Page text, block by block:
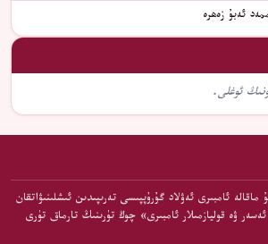
ئەبۇ زەھرە
ئوغلى.
ماقالە ئامبىرى ئەۋلاد گۇرۇپپىسى تەرىپىدىن ئىشلىنىۋاتقان
ۋە قوليازمىلار ئامبىرى» چوڭ تۈرىنىڭ تارماق تۈرى